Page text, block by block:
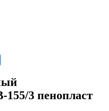
3 пенопласт